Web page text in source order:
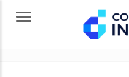
Menu